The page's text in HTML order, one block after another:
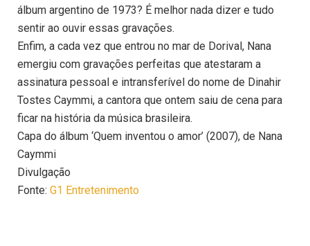
álbum argentino de 1973? É melhor nada dizer e tudo
sentir ao ouvir essas gravações.
Enfim, a cada vez que entrou no mar de Dorival, Nana
emergiu com gravações perfeitas que atestaram a
assinatura pessoal e intransferível do nome de Dinahir
Tostes Caymmi, a cantora que ontem saiu de cena para
ficar na história da música brasileira.
Capa do álbum ‘Quem inventou o amor’ (2007), de Nana
Caymmi
Divulgação
Fonte: G1 Entretenimento